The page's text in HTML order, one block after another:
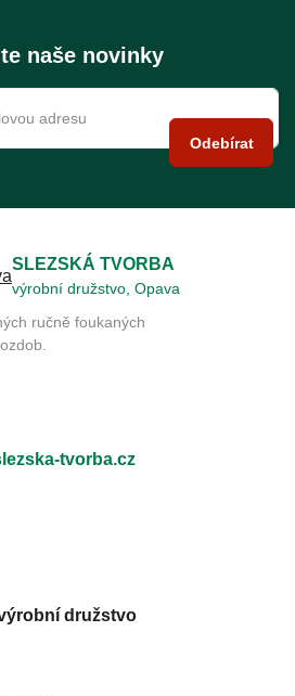
naše novinky
Odebírat
SLEZSKÁ TVORBA
výrobní družstvo, Opava
ručně foukaných
tvorba.cz
družstvo